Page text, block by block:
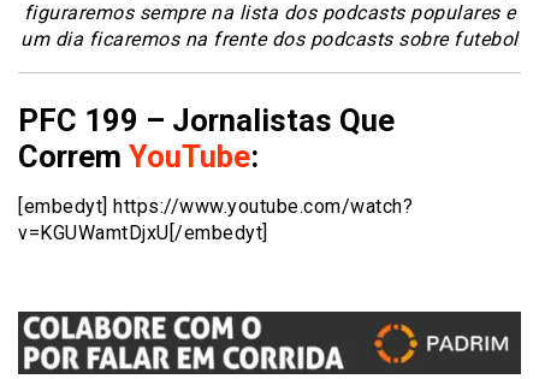
figuraremos sempre na lista dos podcasts populares e
um dia ficaremos na frente dos podcasts sobre futebol
PFC 199 – Jornalistas Que
Correm YouTube:
[embedyt] https://www.youtube.com/watch?
v=KGUWamtDjxU[/embedyt]